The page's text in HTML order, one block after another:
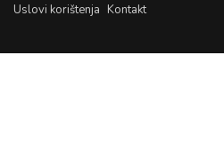
Uslovi korištenja Kontakt